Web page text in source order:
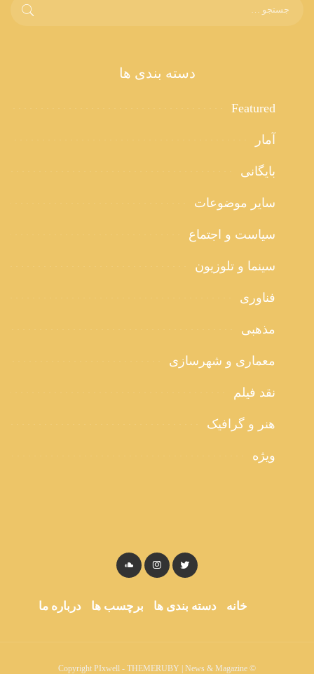
دسته بندی ها
Featured
آمار
بایگانی
سایر موضوعات
سیاست و اجتماع
سینما و تلوزیون
فناوری
مذهبی
معماری و شهرسازی
نقد فیلم
هنر و گرافیک
ویژه
خانه دسته بندی ها برچسب ها درباره ما
© Copyright PIxwell - THEMERUBY | News & Magazine